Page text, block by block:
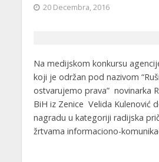
20 Decembra, 2016
Na medijskom konkursu
koji je održan pod nazivom
ostvarujemo prava” novinarka
BiH iz Zenice Velida Kulenović
nagradu u kategoriji radijska
žrtvama informaciono-